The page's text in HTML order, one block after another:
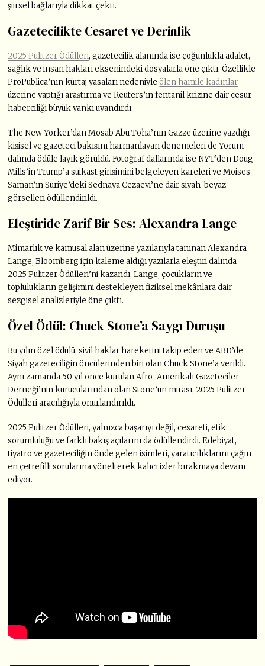
şiirsel bağlarıyla dikkat çekti.
Gazetecilikte Cesaret ve Derinlik
2025 Pulitzer Ödülleri, gazetecilik alanında ise çoğunlukla adalet,
sağlık ve insan hakları eksenindeki dosyalarla öne çıktı. Özellikle
ProPublica’nın kürtaj yasaları nedeniyle ölen hamile kadınlar
üzerine yaptığı araştırma ve Reuters’ın fentanil krizine dair cesur
haberciliği büyük yankı uyandırdı.
The New Yorker’dan Mosab Abu Toha’nın Gazze üzerine yazdığı
kişisel ve gazeteci bakışını harmanlayan denemeleri de Yorum
dalında ödüle layık görüldü. Fotoğraf dallarında ise NYT’den Doug
Mills’in Trump’a suikast girişimini belgeleyen kareleri ve Moises
Saman’ın Suriye’deki Sednaya Cezaevi’ne dair siyah-beyaz
görselleri ödüllendirildi.
Eleştiride Zarif Bir Ses: Alexandra Lange
Mimarlık ve kamusal alan üzerine yazılarıyla tanınan Alexandra
Lange, Bloomberg için kaleme aldığı yazılarla eleştiri dalında
2025 Pulitzer Ödülleri’ni kazandı. Lange, çocukların ve
toplulukların gelişimini destekleyen fiziksel mekânlara dair
sezgisel analizleriyle öne çıktı.
Özel Ödül: Chuck Stone’a Saygı Duruşu
Bu yılın özel ödülü, sivil haklar hareketini takip eden ve ABD’de
Siyah gazeteciliğin öncülerinden biri olan Chuck Stone’a verildi.
Aynı zamanda 50 yıl önce kurulan Afro-Amerikalı Gazeteciler
Derneği’nin kurucularından olan Stone’un mirası, 2025 Pulitzer
Ödülleri aracılığıyla onurlandırıldı.
2025 Pulitzer Ödülleri, yalnızca başarıyı değil, cesareti, etik
sorumluluğu ve farklı bakış açılarını da ödüllendirdi. Edebiyat,
tiyatro ve gazeteciliğin önde gelen isimleri, yaratıcılıklarını çağın
en çetrefilli sorularına yönelterek kalıcı izler bırakmaya devam
ediyor.